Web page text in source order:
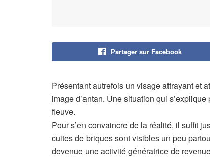
Partager sur Facebook
Présentant autrefois un visage attrayant et
image d’antan. Une situation qui
fleuve.
Pour s’en convaincre de la réalité, il suffit
cuites de briques sont visibles un peu
devenue une activité génératrice de